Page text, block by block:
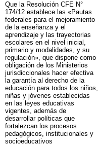
Que la Resolución CFE N°
174/12 establece las «Pautas
federales para el mejoramiento
de la enseñanza y el
aprendizaje y las trayectorias
escolares en el nivel inicial,
primario y modalidades, y su
regulación», que dispone como
obligación de los Ministerios
jurisdiccionales hacer efectiva
la garantía al derecho de la
educación para todos los niños,
niñas y jóvenes establecidas
en las leyes educativas
vigentes, además de
desarrollar políticas que
fortalezcan los procesos
pedagógicos, institucionales y
socioeducativos